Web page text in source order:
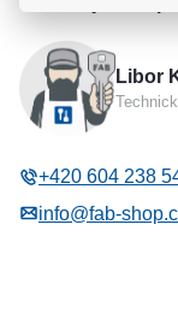
Výrobce
Typ příslušenství
Libor
+420 604 238
info@fab-